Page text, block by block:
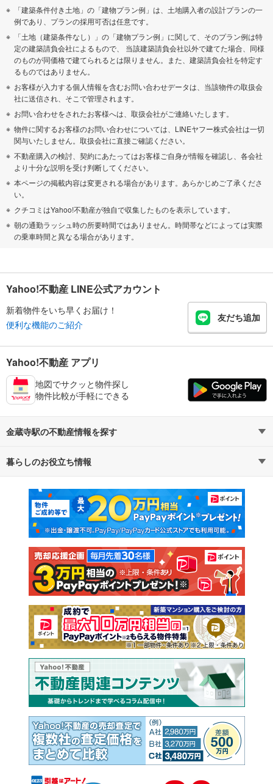
「建築条件付き土地」の「建物プラン例」は、土地購入者の設計プランの一
例であり、プランの採用可否は任意です。
「土地（建築条件なし）」の「建物プラン例」に関して、そのプラン例は特
定の建築請負会社によるもので、 当該建築請負会社以外で建てた場合、同様
のものが同価格で建てられるとは限りません。また、建築請負会社を特定す
るものではありません。
お客様が入力する個人情報を含むお問い合わせデータは、当該物件の取扱会
社に送信され、そこで管理されます。
お問い合わせをされたお客様へは、取扱会社がご連絡いたします。
物件に関するお客様のお問い合わせについては、LINEヤフー株式会社は一切
関与いたしません。取扱会社に直接ご確認ください。
不動産購入の検討、契約にあたってはお客様ご自身が情報を確認し、各会社
より十分な説明を受け判断してください。
本ページの掲載内容は変更される場合があります。あらかじめご了承くださ
い。
クチコミはYahoo!不動産が独自で収集したものを表示しています。
朝の通勤ラッシュ時の所要時間ではありません。時間帯などによっては実際
の乗車時間と異なる場合があります。
Yahoo!不動産 LINE公式アカウント
新着物件をいち早くお届け！
便利な機能のご紹介
友だち追加
Yahoo!不動産 アプリ
地図でサクッと物件探し
物件比較が手軽にできる
金蔵寺駅の不動産情報を探す
不動産・住宅
新築マンション 中古マンション
新築一戸建て 中古一戸建て
注文住宅 土地
売却査定
暮らしのお役立ち情報
マンションカタログ 教えて！住まいの先生